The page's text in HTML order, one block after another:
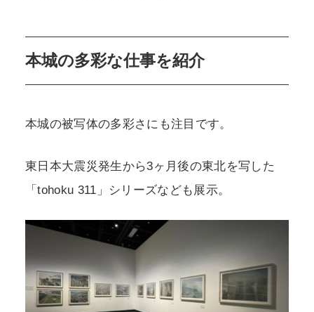
本城の多彩な仕事を紹介
本城の被写体の多彩さにも注目です。
東日本大震災発生から3ヶ月後の東北を写した
「tohoku 311」シリーズなども展示。